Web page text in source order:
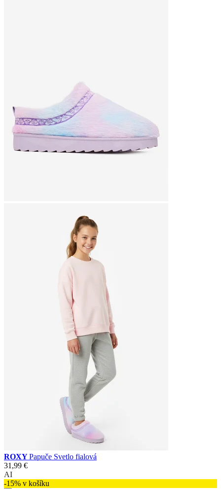
ROXYPapuče Svetlo fialová
31,99 €
AI
-15% v košíku